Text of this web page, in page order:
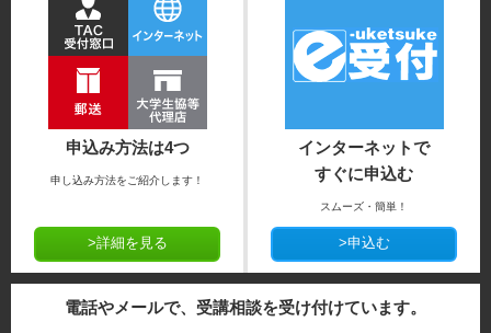
申込み方法は4つ
申し込み方法をご紹介します！
>詳細を見る
インターネットで
すぐに申込む
スムーズ・簡単！
>申込む
電話やメールで、受講相談を受け付けています。